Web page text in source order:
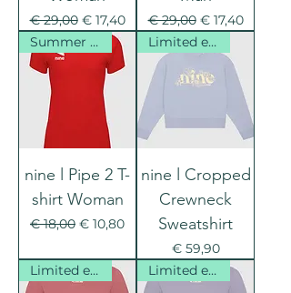
Normale prijs
€ 29,00 Verkoopprijs
€ 17,40 Normale prijs
€ 29,00 Verkoopprijs
€ 17,40
Summer Sales
nine l Pipe 2 T-
shirt Woman
Normale prijs
€ 18,00 Verkoopprijs
€ 10,80
Limited edition
nine l Cropped
Crewneck
Sweatshirt
Prijs
€ 59,90
Limited edition
Limited edition